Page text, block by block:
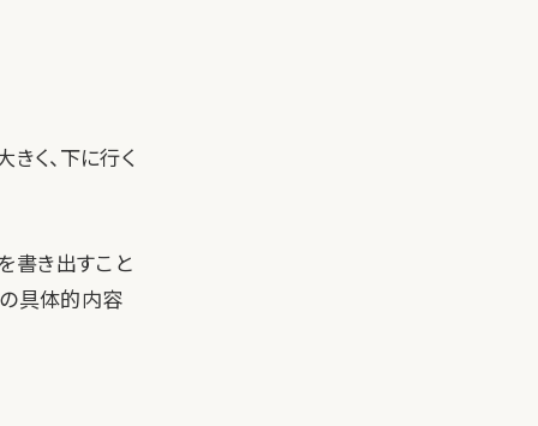
く、下に行く
書き出すこと
の具体的内容